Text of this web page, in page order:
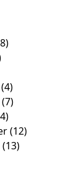
(4)
(7)
(12)
(13)